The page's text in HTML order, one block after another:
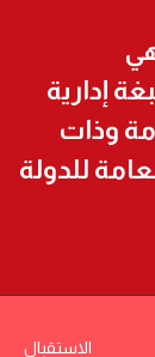
إدارية
وذات
للدولة
الاستقبال